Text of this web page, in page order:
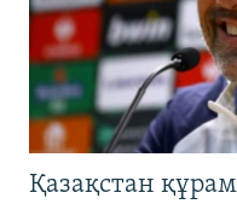
Қазақстан